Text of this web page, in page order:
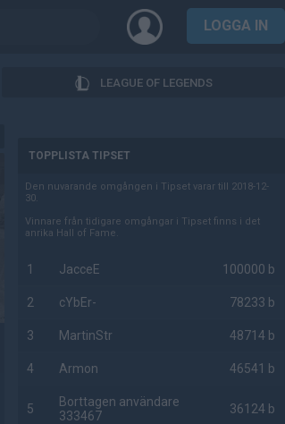
LOGGA IN
LEAGUE OF LEGENDS
TOPPLISTA TIPSET
Den nuvarande omgången i Tipset varar till 2018-12-
30.
Vinnare från tidigare omgångar i Tipset finns i det
anrika Hall of Fame.
1 JacceE 100000 b
2 cYbEr- 78233 b
3 MartinStr 48714 b
4 Armon 46541 b
5
Borttagen användare
333467
36124 b